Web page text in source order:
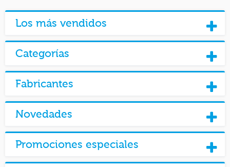
Los más vendidos
Categorías
Fabricantes
Novedades
Promociones especiales